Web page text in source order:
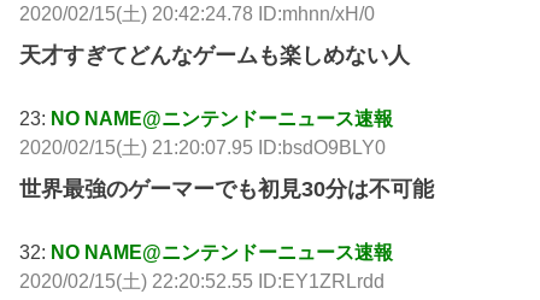
2020/02/15(土) 20:42:24.78 ID:mhnn/xH/0
天才すぎてどんなゲームも楽しめない人
23: NO NAME@ニンテンドーニュース速報
2020/02/15(土) 21:20:07.95 ID:bsdO9BLY0
世界最強のゲーマーでも初見30分は不可能
32: NO NAME@ニンテンドーニュース速報
2020/02/15(土) 22:20:52.55 ID:EY1ZRLrdd